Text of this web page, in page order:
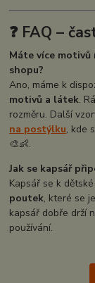
❓ FAQ –
Máte více motivů
shopu?
Ano, máme k
motivů a látek.
rozměru. Další
na postýlku, kde
🎨👶.
Jak se kapsář
Kapsář se k
poutek, které se
kapsář dobře drží
používání.